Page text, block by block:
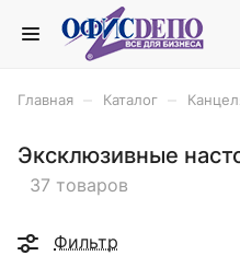
Главная Каталог
Эксклюзивные
37 товаров
Фильтр